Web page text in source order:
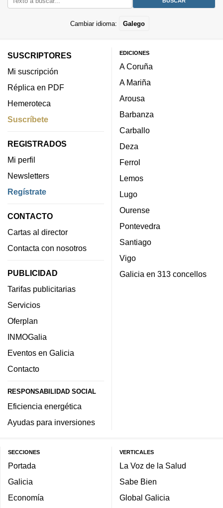
Cambiar idioma: Galego
SUSCRIPTORES
Mi suscripción
Réplica en PDF
Hemeroteca
Suscríbete
REGISTRADOS
Mi perfil
Newsletters
Regístrate
CONTACTO
Cartas al director
Contacta con nosotros
PUBLICIDAD
Tarifas publicitarias
Servicios
Oferplan
INMOGalia
Eventos en Galicia
Contacto
RESPONSABILIDAD SOCIAL
Eficiencia energética
Ayudas para inversiones
EDICIONES
A Coruña
A Mariña
Arousa
Barbanza
Carballo
Deza
Ferrol
Lemos
Lugo
Ourense
Pontevedra
Santiago
Vigo
Galicia en 313 concellos
SECCIONES
Portada
Galicia
Economía
VERTICALES
La Voz de la Salud
Sabe Bien
Global Galicia